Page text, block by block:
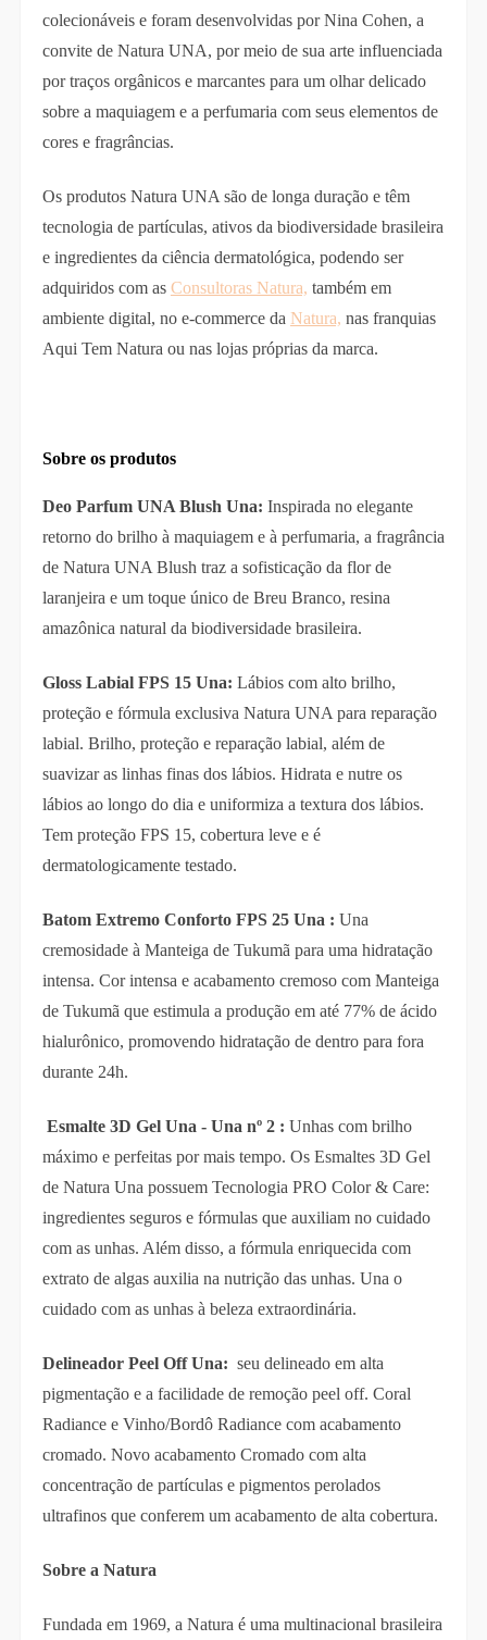
colecionáveis e foram desenvolvidas por Nina Cohen, a
convite de Natura UNA, por meio de sua arte influenciada
por traços orgânicos e marcantes para um olhar delicado
sobre a maquiagem e a perfumaria com seus elementos de
cores e fragrâncias.
Os produtos Natura UNA são de longa duração e têm
tecnologia de partículas, ativos da biodiversidade brasileira
e ingredientes da ciência dermatológica, podendo ser
adquiridos com as Consultoras Natura, também em
ambiente digital, no e-commerce da Natura, nas franquias
Aqui Tem Natura ou nas lojas próprias da marca.
Sobre os produtos
Deo Parfum UNA Blush Una: Inspirada no elegante
retorno do brilho à maquiagem e à perfumaria, a fragrância
de Natura UNA Blush traz a sofisticação da flor de
laranjeira e um toque único de Breu Branco, resina
amazônica natural da biodiversidade brasileira.
Gloss Labial FPS 15 Una: Lábios com alto brilho,
proteção e fórmula exclusiva Natura UNA para reparação
labial. Brilho, proteção e reparação labial, além de
suavizar as linhas finas dos lábios. Hidrata e nutre os
lábios ao longo do dia e uniformiza a textura dos lábios.
Tem proteção FPS 15, cobertura leve e é
dermatologicamente testado.
Batom Extremo Conforto FPS 25 Una : Una
cremosidade à Manteiga de Tukumã para uma hidratação
intensa. Cor intensa e acabamento cremoso com Manteiga
de Tukumã que estimula a produção em até 77% de ácido
hialurônico, promovendo hidratação de dentro para fora
durante 24h.
Esmalte 3D Gel Una - Una nº 2 : Unhas com brilho
máximo e perfeitas por mais tempo. Os Esmaltes 3D Gel
de Natura Una possuem Tecnologia PRO Color & Care:
ingredientes seguros e fórmulas que auxiliam no cuidado
com as unhas. Além disso, a fórmula enriquecida com
extrato de algas auxilia na nutrição das unhas. Una o
cuidado com as unhas à beleza extraordinária.
Delineador Peel Off Una: seu delineado em alta
pigmentação e a facilidade de remoção peel off. Coral
Radiance e Vinho/Bordô Radiance com acabamento
cromado. Novo acabamento Cromado com alta
concentração de partículas e pigmentos perolados
ultrafinos que conferem um acabamento de alta cobertura.
Sobre a Natura
Fundada em 1969, a Natura é uma multinacional brasileira